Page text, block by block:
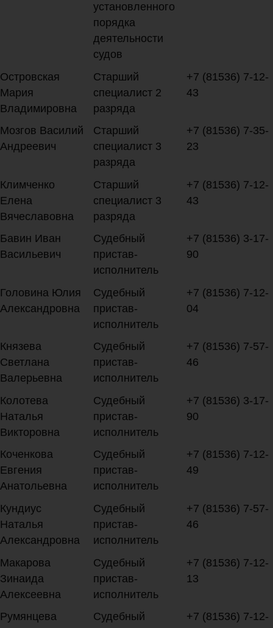
установленного
порядка
деятельности
судов
Островская
Мария
Владимировна
Старший
специалист 2
разряда
+7 (81536) 7-12-
43
Мозгов Василий
Андреевич
Старший
специалист 3
разряда
+7 (81536) 7-35-
23
Климченко
Елена
Вячеславовна
Старший
специалист 3
разряда
+7 (81536) 7-12-
43
Бавин Иван
Васильевич
Судебный
пристав-
исполнитель
+7 (81536) 3-17-
90
Головина Юлия
Александровна
Судебный
пристав-
исполнитель
+7 (81536) 7-12-
04
Князева
Светлана
Валерьевна
Судебный
пристав-
исполнитель
+7 (81536) 7-57-
46
Колотева
Наталья
Викторовна
Судебный
пристав-
исполнитель
+7 (81536) 3-17-
90
Коченкова
Евгения
Анатольевна
Судебный
пристав-
исполнитель
+7 (81536) 7-12-
49
Кундиус
Наталья
Александровна
Судебный
пристав-
исполнитель
+7 (81536) 7-57-
46
Макарова
Зинаида
Алексеевна
Судебный
пристав-
исполнитель
+7 (81536) 7-12-
13
Румянцева
Судебный
+7 (81536) 7-12-